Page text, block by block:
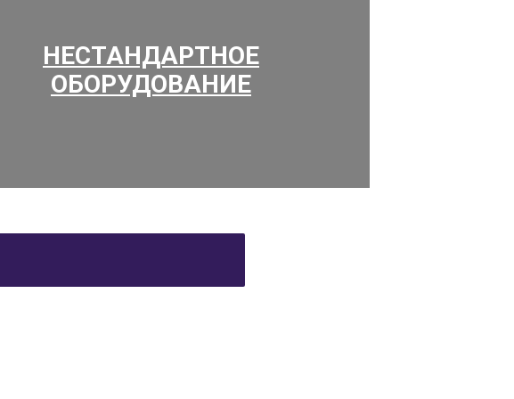
НЕСТАНДАРТНОЕ
ОБОРУДОВАНИЕ